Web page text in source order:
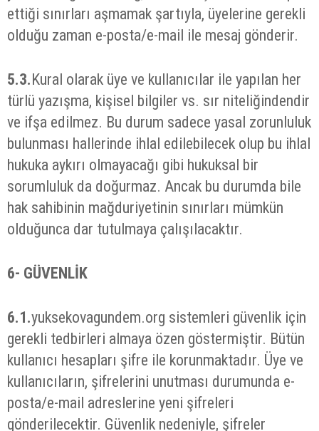
ettiği sınırları aşmamak şartıyla, üyelerine gerekli
olduğu zaman e-posta/e-mail ile mesaj gönderir.
5.3.Kural olarak üye ve kullanıcılar ile yapılan her
türlü yazışma, kişisel bilgiler vs. sır niteliğindendir
ve ifşa edilmez. Bu durum sadece yasal zorunluluk
bulunması hallerinde ihlal edilebilecek olup bu ihlal
hukuka aykırı olmayacağı gibi hukuksal bir
sorumluluk da doğurmaz. Ancak bu durumda bile
hak sahibinin mağduriyetinin sınırları mümkün
olduğunca dar tutulmaya çalışılacaktır.
6- GÜVENLİK
6.1.yuksekovagundem.org sistemleri güvenlik için
gerekli tedbirleri almaya özen göstermiştir. Bütün
kullanıcı hesapları şifre ile korunmaktadır. Üye ve
kullanıcıların, şifrelerini unutması durumunda e-
posta/e-mail adreslerine yeni şifreleri
gönderilecektir. Güvenlik nedeniyle, şifreler